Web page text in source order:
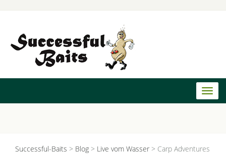
Successful-Baits > Blog > Live vom Wasser > Carp Adventures